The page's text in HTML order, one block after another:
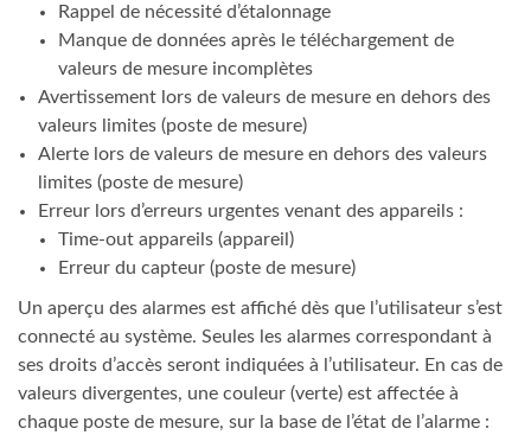
Rappel de nécessité d’étalonnage
Manque de données après le téléchargement de
valeurs de mesure incomplètes
Avertissement lors de valeurs de mesure en dehors des
valeurs limites (poste de mesure)
Alerte lors de valeurs de mesure en dehors des valeurs
limites (poste de mesure)
Erreur lors d’erreurs urgentes venant des appareils :
Time-out appareils (appareil)
Erreur du capteur (poste de mesure)
Un aperçu des alarmes est affiché dès que l’utilisateur s’est
connecté au système. Seules les alarmes correspondant à
ses droits d’accès seront indiquées à l’utilisateur. En cas de
valeurs divergentes, une couleur (verte) est affectée à
chaque poste de mesure, sur la base de l’état de l’alarme :